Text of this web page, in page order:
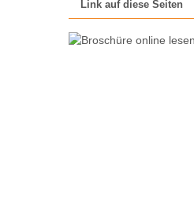
Link auf diese Seiten